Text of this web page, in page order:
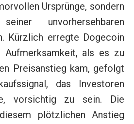
Ursprünge, sondern
unvorhersehbaren
Kürzlich erregte Dogecoin
Aufmerksamkeit, als es zu
Preisanstieg kam, gefolgt
das Investoren
vorsichtig zu sein. Die
plötzlichen Anstieg